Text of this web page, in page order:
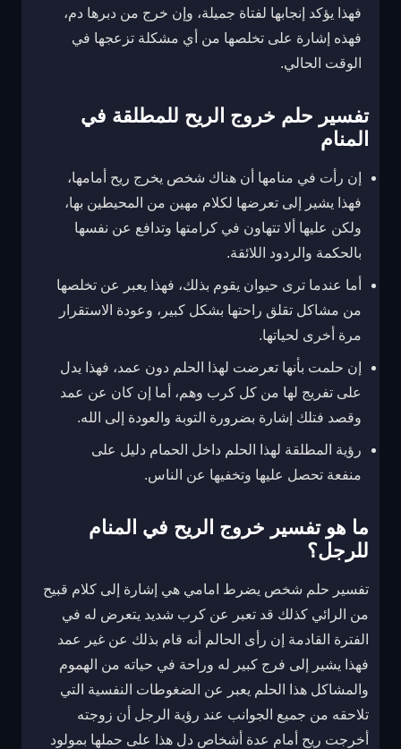
فهذا يؤكد إنجابها لفتاة جميلة، وإن خرج من دبرها دم،
فهذه إشارة على تخلصها من أي مشكلة تزعجها في
الوقت الحالي.
تفسير حلم خروج الريح للمطلقة في
المنام
إن رأت في منامها أن هناك شخص يخرج ريح أمامها،
فهذا يشير إلى تعرضها لكلام مهين من المحيطين بها،
ولكن عليها ألا تتهاون في كرامتها وتدافع عن نفسها
بالحكمة والردود اللائقة.
أما عندما ترى حيوان يقوم بذلك، فهذا يعبر عن تخلصها
من مشاكل تقلق راحتها بشكل كبير، وعودة الاستقرار
مرة أخرى لحياتها.
إن حلمت بأنها تعرضت لهذا الحلم دون عمد، فهذا يدل
على تفريج لها من كل كرب وهم، أما إن كان عن عمد
وقصد فتلك إشارة بضرورة التوبة والعودة إلى الله.
رؤية المطلقة لهذا الحلم داخل الحمام دليل على
منفعة تحصل عليها وتخفيها عن الناس.
ما هو تفسير خروج الريح في المنام
للرجل؟
تفسير حلم شخص يضرط امامي هي إشارة إلى كلام قبيح
من الرائي كذلك قد تعبر عن كرب شديد يتعرض له في
الفترة القادمة إن رأى الحالم أنه قام بذلك عن غير عمد
فهذا يشير إلى فرج كبير له وراحة في حياته من الهموم
والمشاكل هذا الحلم يعبر عن الضغوطات النفسية التي
تلاحقه من جميع الجوانب عند رؤية الرجل أن زوجته
أخرجت ريح أمام عدة أشخاص دل هذا على حملها بمولود